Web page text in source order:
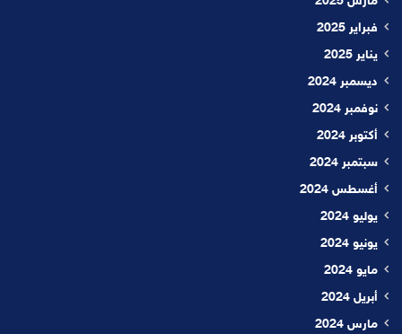
فبراير 2025
يناير 2025
ديسمبر 2024
نوفمبر 2024
أكتوبر 2024
سبتمبر 2024
أغسطس 2024
يوليو 2024
يونيو 2024
مايو 2024
أبريل 2024
مارس 2024